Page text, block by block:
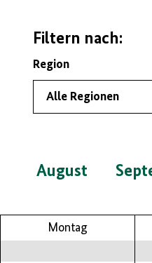
Filtern nach:
Region
August
Montag